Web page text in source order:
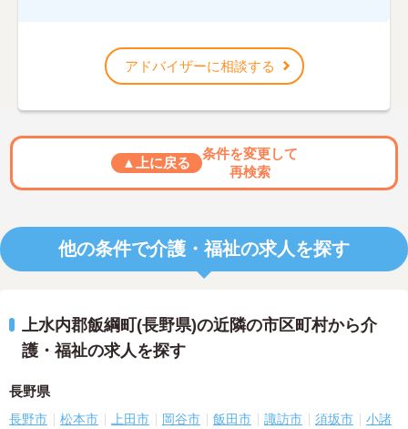
アドバイザーに相談する
▲上に戻る
条件を変更して
再検索
他の条件で介護・福祉の求人を探す
上水内郡飯綱町(長野県)の近隣の市区町村から介
護・福祉の求人を探す
長野県
長野市 松本市 上田市 岡谷市 飯田市 諏訪市 須坂市
小諸